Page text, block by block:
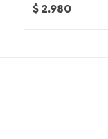
$ 2.980